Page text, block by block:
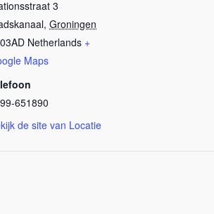
3
, Groningen
Netherlands +
Maps
651890
de site van Locatie